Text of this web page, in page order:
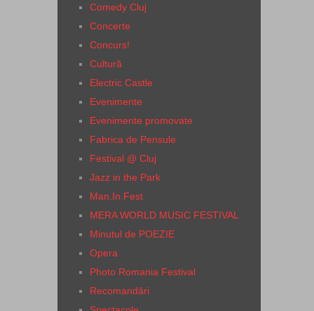
Comedy Cluj
Concerte
Concurs!
Cultură
Electric Castle
Evenimente
Evenimente promovate
Fabrica de Pensule
Festival @ Cluj
Jazz in the Park
Man.In.Fest
MERA WORLD MUSIC FESTIVAL
Minutul de POEZIE
Opera
Photo Romania Festival
Recomandări